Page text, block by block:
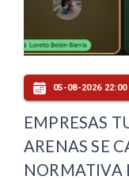
05-08-2026 22:00
EMPRESAS
ARENAS SE
NORMATIVA